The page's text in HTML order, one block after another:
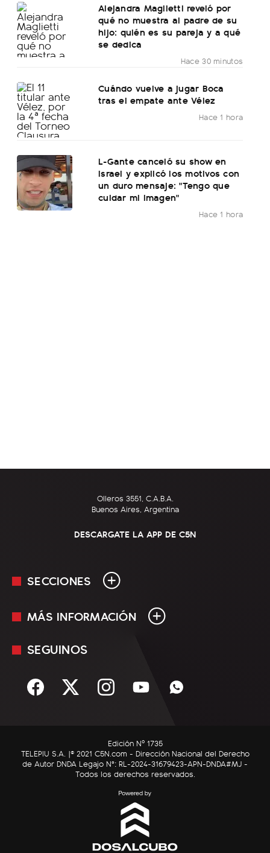
Alejandra Maglietti reveló por
qué no muestra al padre de su
hijo: quién es su pareja y a qué
se dedica
Hace 30 minutos
Cuándo vuelve a jugar Boca
tras el empate ante Vélez
Hace 1 hora
L-Gante canceló su show en
Israel y explicó los motivos con
un duro mensaje: "Tengo que
cuidar mi imagen"
Hace 1 hora
Olleros 3551, C.A.B.A.
Buenos Aires, Argentina
DESCARGATE LA APP DE C5N
SECCIONES
En Vivo
Sociedad
C5N Autos
RatingCero
MÁS INFORMACIÓN
Mediakit
Términos y condiciones
SEGUINOS
Edición Nº 1735
TELEPIU S.A. |© 2021 C5N.com - Dirección Nacional del Derecho
de Autor DNDA Legajo N°: RL-2024-31679423-APN-DNDA#MJ -
Todos los derechos reservados.